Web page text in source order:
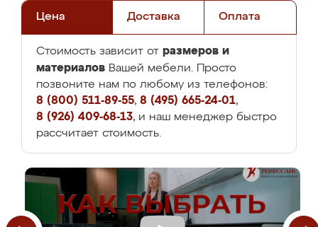
Цена Доставка Оплата
Стоимость зависит от размеров и
материалов Вашей мебели. Просто
позвоните нам по любому из телефонов:
8 (800) 511-89-55, 8 (495) 665-24-01,
8 (926) 409-68-13, и наш менеджер быстро
рассчитает стоимость.